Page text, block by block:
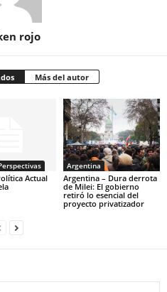
rojo
Más del autor
Actual
Argentina
Argentina – Dura derrota
de Milei: El gobierno
retiró lo esencial del
proyecto privatizador